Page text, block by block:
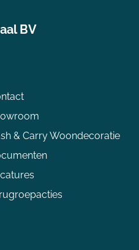
BV
& Carry Woondecoratie